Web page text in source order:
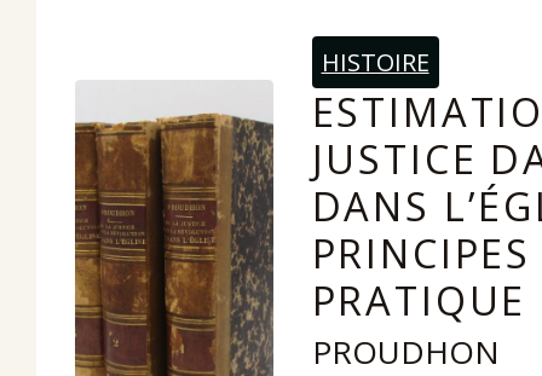
HISTOIRE
JUSTICE
DANS
PROUDHON